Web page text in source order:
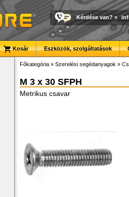
Kérdése van? »
Kosár Eszközök, szolgáltatások
Főkategória » Szerelési segédanyagok »
M 3 x 30 SFPH
Metrikus csavar